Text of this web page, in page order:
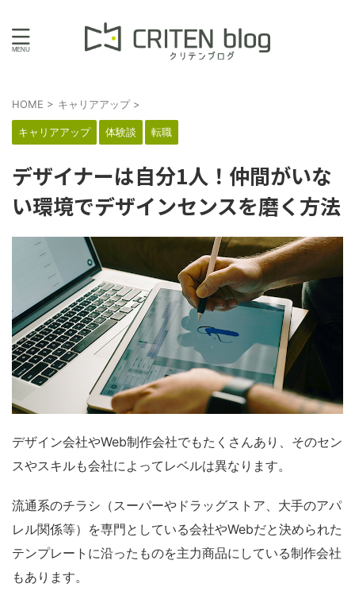
HOME > キャリアアップ >
キャリアアップ 体験談 転職
デザイナーは自分1人！仲間がいな
い環境でデザインセンスを磨く方法
デザイン会社やWeb制作会社でもたくさんあり、そのセン
スやスキルも会社によってレベルは異なります。
流通系のチラシ（スーパーやドラッグストア、大手のアパ
レル関係等）を専門としている会社やWebだと決められた
テンプレートに沿ったものを主力商品にしている制作会社
もあります。